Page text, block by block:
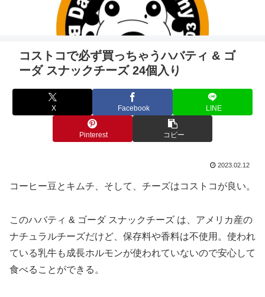
コストコで必ず買っちゃうハバティ & ゴ
ーダ スナックチーズ 24個入り
X Facebook LINE
Pinterest コピー
2023.02.12
コーヒー豆とキムチ、そして、チーズはコストコが良い。
このハバティ & ゴーダ スナックチーズ は、アメリカ産の
ナチュラルチーズだけど、保存料や香料は不使用。使われ
ている乳牛も成長ホルモンが使われていないので安心して
食べることができる。